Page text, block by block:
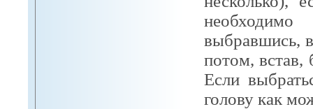
выбравшись,
потом, встав,
Если
голову как